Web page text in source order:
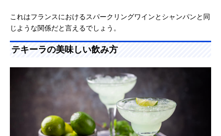
これはフランスにおけるスパークリングワインとシャンパンと同
じような関係だと言えるでしょう。
テキーラの美味しい飲み方